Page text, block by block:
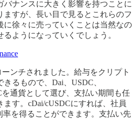
バナンスに大きく影響を持つことに
ますが、長い目で見るとこれらのフ
に徐々に売っていくことは当然なの
ようになっていくでしょう。
ンチされました。給与をクリプト
るもので、Dai、USDC、
を通貨として選び、支払い期間も任
す。cDai/cUSDCにすれば、社員
を得ることができます。支払い先